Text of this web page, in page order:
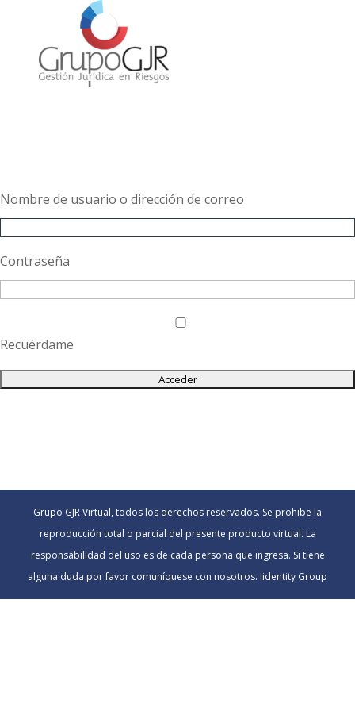
Nombre de usuario o dirección de correo
Contraseña
Recuérdame
Grupo GJR Virtual, todos los derechos reservados. Se prohibe la
reproducción total o parcial del presente producto virtual. La
responsabilidad del uso es de cada persona que ingresa. Si tiene
alguna duda por favor comuníquese con nosotros. Iidentity Group